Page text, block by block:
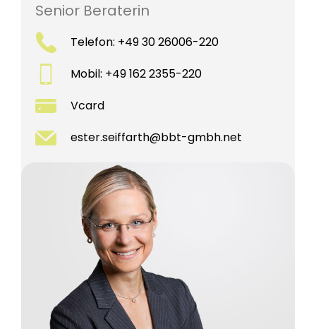
Senior Beraterin
Telefon: +49 30 26006-220
Mobil: +49 162 2355-220
Vcard
ester.seiffarth@bbt-gmbh.net